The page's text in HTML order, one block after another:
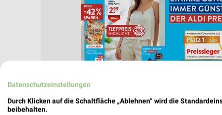
Datenschutzeinstellungen
Durch Klicken auf die Schaltfläche „Ablehnen“ wird die
beibehalten.